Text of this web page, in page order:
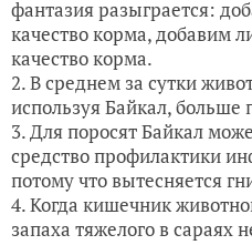
фантазия разыграется:
качество корма, добавим
качество корма.
2. В среднем за сутки
используя Байкал, больше
3. Для поросят Байкал
средство профилактики
потому что вытесняется
4. Когда кишечник
запаха тяжелого в сараях